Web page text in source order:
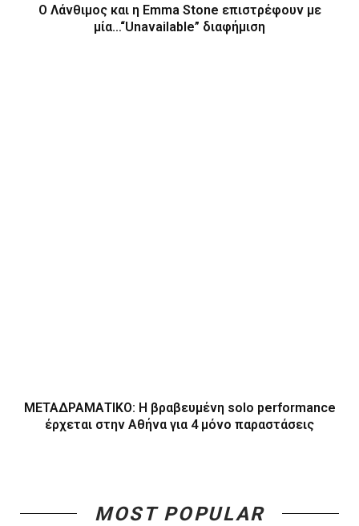
Ο Λάνθιμος και η Emma Stone επιστρέφουν με
μία…“Unavailable” διαφήμιση
ΜΕΤΑΔΡΑΜΑΤΙΚΟ: Η βραβευμένη solo performance
έρχεται στην Αθήνα για 4 μόνο παραστάσεις
MOST POPULAR